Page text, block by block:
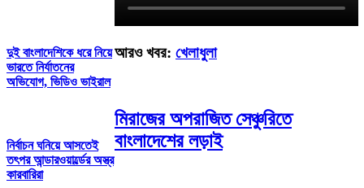
দুই বাংলাদেশিকে ধরে নিয়ে
ভারতে নির্যাতনের
অভিযোগ, ভিডিও ভাইরাল
নির্বাচন ঘনিয়ে আসতেই
তৎপর আন্ডারওয়ার্ল্ডের অস্ত্র
কারবারিরা
আরও খবর: খেলাধুলা
মিরাজের অপরাজিত সেঞ্চুরিতে
বাংলাদেশের লড়াই